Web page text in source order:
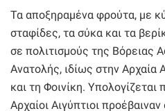
Τα αποξηραμένα φρούτα, με
σταφίδες, τα σύκα και τα
σε πολιτισμούς της Βόρειας
Ανατολής, ιδίως στην Αρχαία
και τη Φοινίκη.
Αρχαίοι Αιγύπτιοι